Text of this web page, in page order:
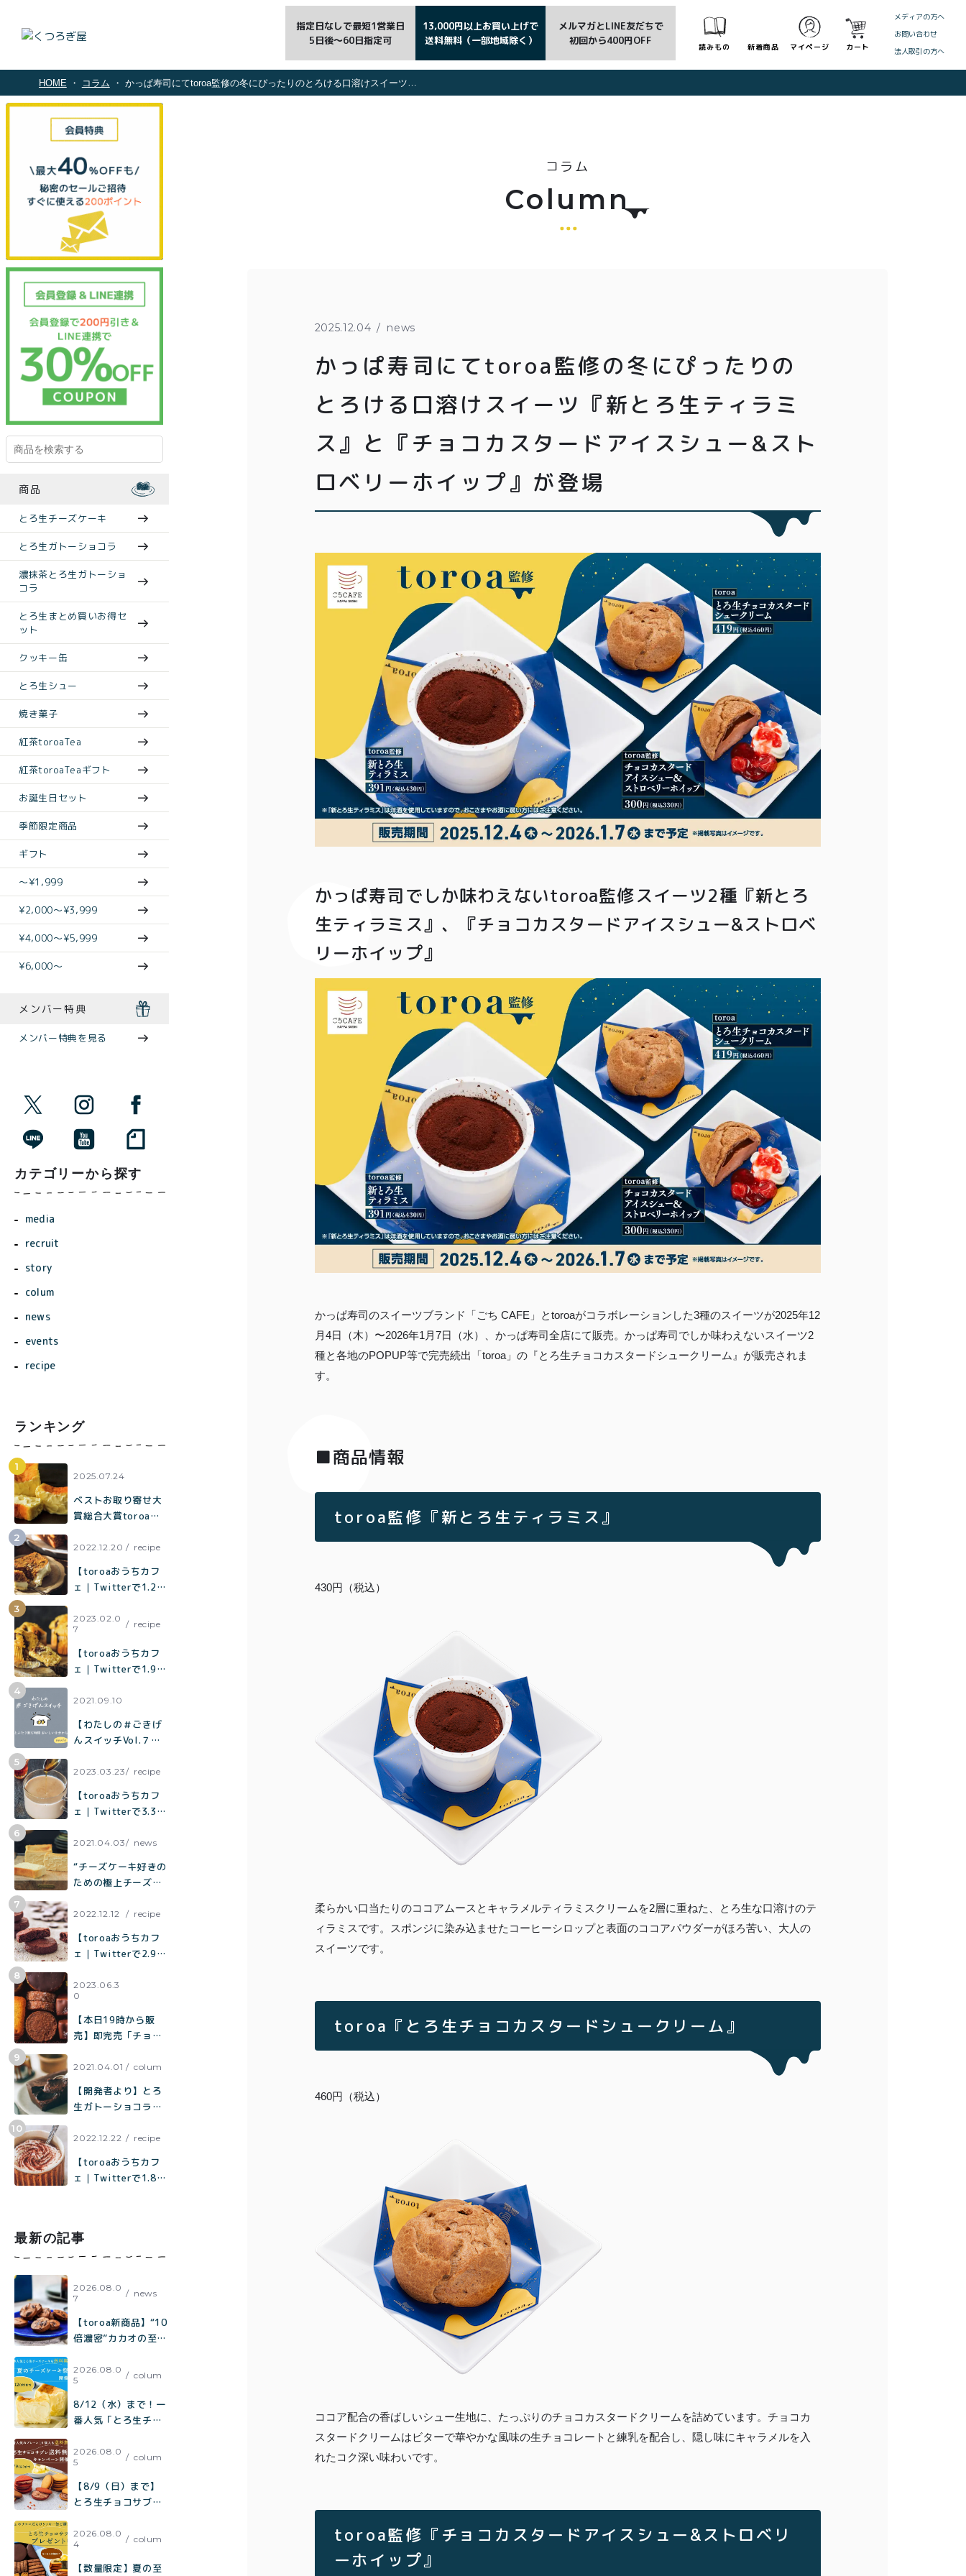
指定日なしで最短1営業日
5日後〜60日指定可
13,000円以上お買い上げで
送料無料（一部地域除く）
メルマガとLINE友だちで
初回から400円OFF
読みもの 新着商品 マイページ カート
メディアの方へ
お問い合わせ
法人取引の方へ
CLOSE
商品一覧
とろ生ガ
コラ
とろ生 ま
お得セッ
紅茶
toroaTea
会員様限
ット商品
特集記事
わせ
特定商取引法に基づく表記
HOME コラム かっぱ寿司にてtoroa監修の冬にぴったりのとろける口溶けスイーツ『新とろ生ティラミス』と『チョコカスタードアイスシュー&ストロベリーホイップ』が登場
コラム
Column
2025.12.04 news
かっぱ寿司にてtoroa監修の冬にぴったりの
とろける口溶けスイーツ『新とろ生ティラミ
ス』と『チョコカスタードアイスシュー&スト
ロベリーホイップ』が登場
かっぱ寿司でしか味わえないtoroa監修スイーツ2種『新とろ
生ティラミス』、『チョコカスタードアイスシュー&ストロベ
リーホイップ』
かっぱ寿司のスイーツブランド「ごち CAFE」とtoroaがコラボレーションした3種のスイーツが2025年12
月4日（木）〜2026年1月7日（水）、かっぱ寿司全店にて販売。かっぱ寿司でしか味わえないスイーツ2
種と各地のPOPUP等で完売続出「toroa」の『とろ生チョコカスタードシュークリーム』が販売されま
す。
■商品情報
toroa監修『新とろ生ティラミス』
430円（税込）
柔らかい口当たりのココアムースとキャラメルティラミスクリームを2層に重ねた、とろ生な口溶けのテ
ィラミスです。スポンジに染み込ませたコーヒーシロップと表面のココアパウダーがほろ苦い、大人の
スイーツです。
toroa『とろ生チョコカスタードシュークリーム』
460円（税込）
ココア配合の香ばしいシュー生地に、たっぷりのチョコカスタードクリームを詰めています。チョコカ
スタードクリームはビターで華やかな風味の生チョコレートと練乳を配合し、隠し味にキャラメルを入
れたコク深い味わいです。
toroa監修『チョコカスタードアイスシュー&ストロベリ
ーホイップ』
商品
とろ生チーズケーキ
とろ生ガトーショコラ
濃抹茶とろ生ガトーショ
コラ
とろ生まとめ買いお得セ
ット
クッキー缶
とろ生シュー
焼き菓子
紅茶toroaTea
紅茶toroaTeaギフト
お誕生日セット
季節限定商品
ギフト
〜¥1,999
¥2,000〜¥3,999
¥4,000〜¥5,999
¥6,000〜
メンバー特典
メンバー特典を見る
カテゴリーから探す
media
recruit
story
colum
news
events
recipe
ランキング
2025.07.24
ベストお取り寄せ大
賞総合大賞toroaが
店中。催事限定企画
2022.12.20 recipe
【toroaおうちカフ
ェ｜Twitterで1.2万
て焼くだけでお店の
味「キャロットケー
キ」の作り方
2023.02.0
7
recipe
【toroaおうちカフ
ェ｜Twitterで1.9万
て焼くだけでお店の
フィン」の作り方
2021.09.10
【わたしの＃ごきげ
んスイッチVol.７】
おいしいを分かち合
2023.03.23 recipe
【toroaおうちカフ
ェ｜Twitterで3.3万
茶がしっかり香って
「烏龍茶ラテ」
2021.04.03 news
“チーズケーキ好きの
ための極上チーズケ
ケーキ」が誕生
2022.12.12 recipe
【toroaおうちカフ
ェ｜Twitterで2.9万
て焼くだけで作れる
生チョコみたいなク
ッキー「濃厚チョコ
クッキー」の作り方
2023.06.3
0
【本日19時から販
売】即完売「チョコ
の再販売／北海道産
ーが美味しいクッキ
ー缶」
2021.04.01 colum
【開発者より】とろ
生ガトーショコラに
2022.12.22 recipe
【toroaおうちカフ
ェ｜Twitterで1.8万
ホットココアの作り
方
最新の記事
2026.08.0
7
news
【toroa新商品】“10
倍濃密”カカオの至
コーヒーが欲しくな
る。極みカカオと焦
がしキャラメルのチ
ャンククッキー』が
2026.08.0
5
colum
8/12（水）まで！一
番人気「とろ生チー
無料】toroa夏のチ
ーズケーキ祭り開催
中
2026.08.0
5
colum
【8/9（日）まで】
とろ生チョコサブレ
ン開催中！
2026.08.0
4
colum
【数量限定】夏の至